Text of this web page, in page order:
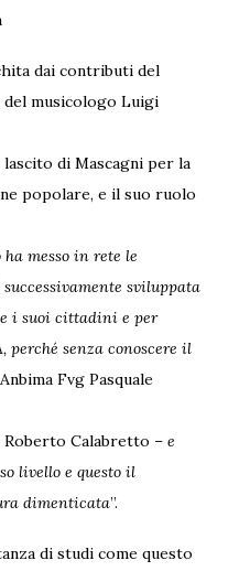
dai contributi del
del musicologo Luigi
di Mascagni per la
popolare, e il suo ruolo
messo in rete le
sviluppata
i suoi cittadini e per
senza conoscere il
Fvg Pasquale
Roberto Calabretto – e
livello e questo il
dimenticata”.
di studi come questo